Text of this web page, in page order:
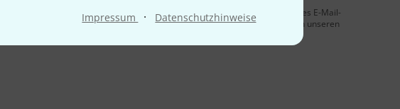
Impressum · Datenschutzhinweise
stimmen Sie dem Erhalt von E-Mail-Werbung und einer Messung des E-Mail-
zu. Die Abmeldung ist jederzeit möglich. Weitere Informationen finden Sie in unseren